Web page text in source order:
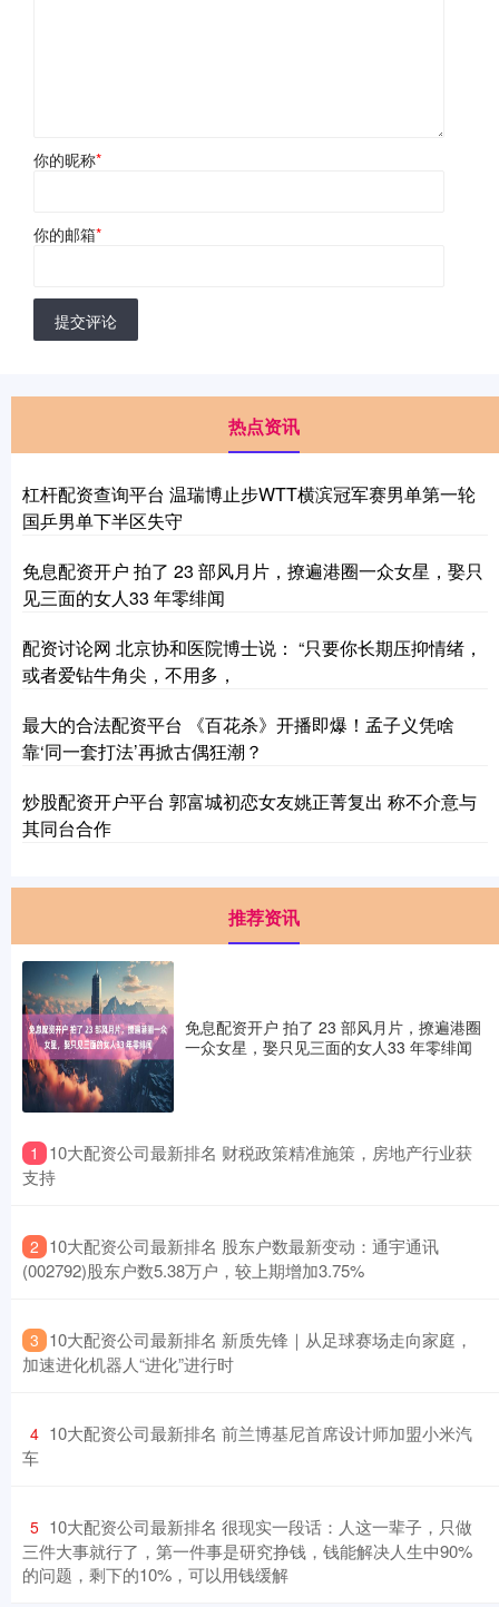
你的昵称*
你的邮箱*
提交评论
热点资讯
杠杆配资查询平台 温瑞博止步WTT横滨冠军赛男单第一轮
国乒男单下半区失守
免息配资开户 拍了 23 部风月片，撩遍港圈一众女星，娶只
见三面的女人33 年零绯闻
配资讨论网 北京协和医院博士说： “只要你长期压抑情绪，
或者爱钻牛角尖，不用多，
最大的合法配资平台 《百花杀》开播即爆！孟子义凭啥
靠‘同一套打法’再掀古偶狂潮？
炒股配资开户平台 郭富城初恋女友姚正菁复出 称不介意与
其同台合作
推荐资讯
免息配资开户 拍了 23 部风月片，撩遍港圈
一众女星，娶只见三面的女人33 年零绯闻
1
​10大配资公司最新排名 财税政策精准施策，房地产行业获
支持
2 ​10大配资公司最新排名 股东户数最新变动：通宇通讯
(002792)股东户数5.38万户，较上期增加3.75%
3 ​10大配资公司最新排名 新质先锋｜从足球赛场走向家庭，
加速进化机器人“进化”进行时
4 ​10大配资公司最新排名 前兰博基尼首席设计师加盟小米汽
车
5 ​10大配资公司最新排名 很现实一段话：人这一辈子，只做
三件大事就行了，第一件事是研究挣钱，钱能解决人生中90%
的问题，剩下的10%，可以用钱缓解